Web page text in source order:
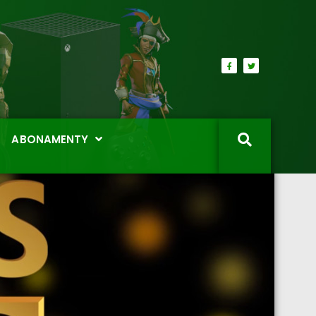
ABONAMENTY